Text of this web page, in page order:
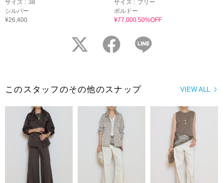
サイズ : 38
シルバー
¥26,400
サイズ : フリー
ボルドー
¥77,000 50%OFF
twitter facebook
VIEW ALL
このスタッフのその他のスナップ